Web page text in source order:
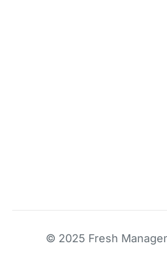
© 2025 Fresh